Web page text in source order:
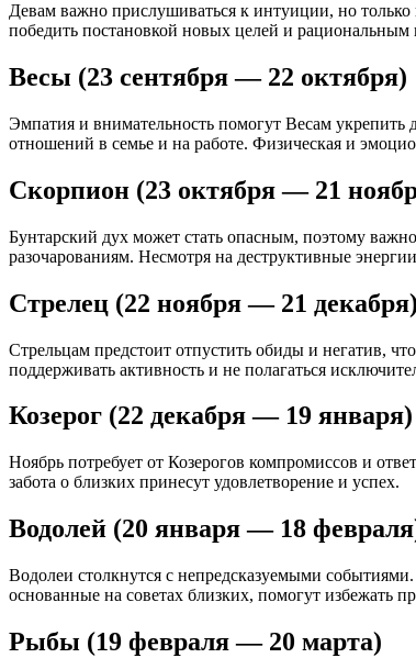
Девам важно прислушиваться к интуиции, но
победить постановкой новых целей и рациональным
Весы (23 сентября — 22 октября)
Эмпатия и внимательность помогут Весам укрепить
отношений в семье и на работе. Физическая и
Скорпион (23 октября — 21
Бунтарский дух может стать опасным, поэтому
разочарованиям. Несмотря на деструктивные
Стрелец (22 ноября — 21 декабря)
Стрельцам предстоит отпустить обиды и негатив,
поддерживать активность и не полагаться
Козерог (22 декабря — 19 января)
Ноябрь потребует от Козерогов компромиссов и
забота о близких принесут удовлетворение и успех.
Водолей (20 января — 18
Водолеи столкнутся с непредсказуемыми
основанные на советах близких, помогут избежать
Рыбы (19 февраля — 20 марта)